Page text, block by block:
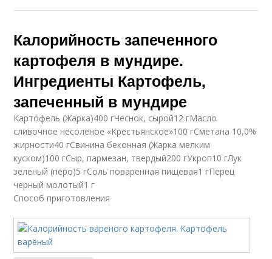
Калорийность запеченного
картофеля в мундире.
Ингредиенты Картофель,
запеченный в мундире
Картофель (Жарка)400 гЧеснок, сырой12 гМасло
сливочное несоленое «Крестьянское»100 гСметана 10,0%
жирности40 гСвинина беконная (Жарка мелким
куском)100 гСыр, пармезан, твердый200 гУкроп10 гЛук
зеленый (перо)5 гСоль поваренная пищевая1 гПерец
черный молотый1 г
Способ приготовления